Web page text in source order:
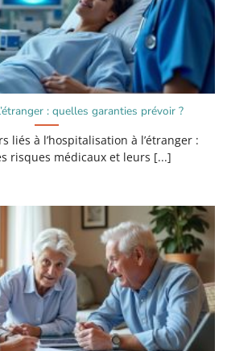
: quelles garanties prévoir ?
liés à l’hospitalisation à l’étranger :
risques médicaux et leurs [...]